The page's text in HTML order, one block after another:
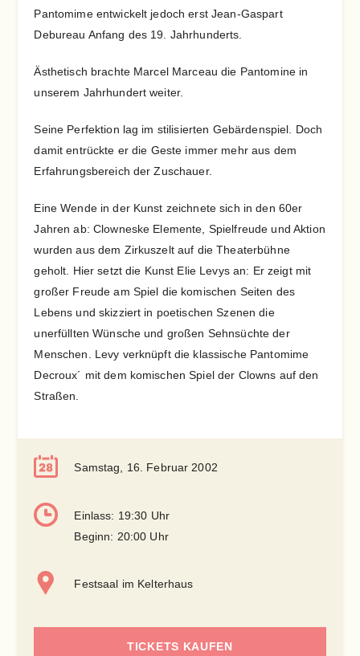
Pantomime entwickelt jedoch erst Jean-Gaspart
Debureau Anfang des 19. Jahrhunderts.
Ästhetisch brachte Marcel Marceau die Pantomine in
unserem Jahrhundert weiter.
Seine Perfektion lag im stilisierten Gebärdenspiel. Doch
damit entrückte er die Geste immer mehr aus dem
Erfahrungsbereich der Zuschauer.
Eine Wende in der Kunst zeichnete sich in den 60er
Jahren ab: Clowneske Elemente, Spielfreude und Aktion
wurden aus dem Zirkuszelt auf die Theaterbühne
geholt. Hier setzt die Kunst Elie Levys an: Er zeigt mit
großer Freude am Spiel die komischen Seiten des
Lebens und skizziert in poetischen Szenen die
unerfüllten Wünsche und großen Sehnsüchte der
Menschen. Levy verknüpft die klassische Pantomime
Decroux´ mit dem komischen Spiel der Clowns auf den
Straßen.
Samstag, 16. Februar 2002
Einlass: 19:30 Uhr
Beginn: 20:00 Uhr
Festsaal im Kelterhaus
TICKETS KAUFEN